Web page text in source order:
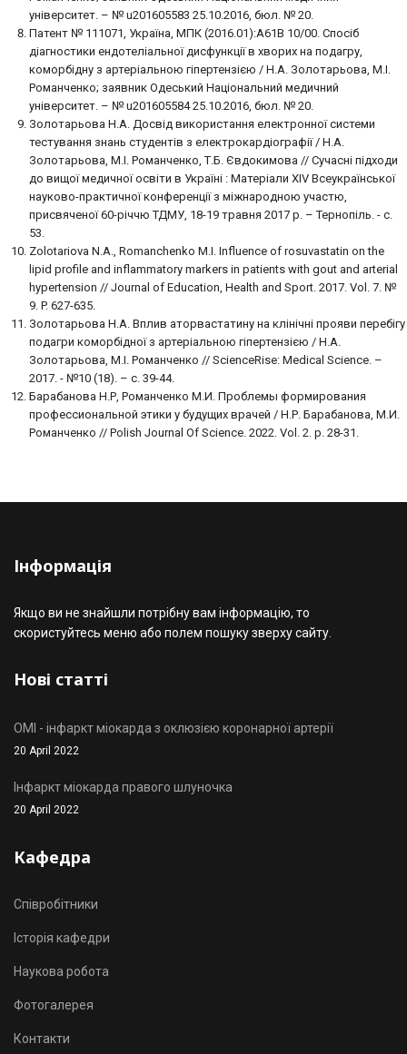
університет. – № u201605583 25.10.2016, бюл. № 20.
Патент № 111071, Україна, МПК (2016.01):А61В 10/00. Спосіб
діагностики ендотеліальної дисфункції в хворих на подагру,
коморбідну з артеріальною гіпертензією / Н.А. Золотарьова, М.І.
Романченко; заявник Одеський Національний медичний
університет. – № u201605584 25.10.2016, бюл. № 20.
Золотарьова Н.А. Досвід використання електронної системи
тестування знань студентів з електрокардіографії / Н.А.
Золотарьова, М.І. Романченко, Т.Б. Євдокимова // Сучасні підходи
до вищої медичної освіти в Україні : Матеріали XIV Всеукраїнської
науково-практичної конференції з міжнародною участю,
присвяченої 60-річчю ТДМУ, 18-19 травня 2017 р. – Тернопіль. - с.
53.
Zolotariova N.A., Romanchenko M.I. Influence of rosuvastatin on the
lipid profile and inflammatory markers in patients with gout and arterial
hypertension // Journal of Education, Health and Sport. 2017. Vol. 7. №
9. P. 627-635.
Золотарьова Н.А. Вплив аторвастатину на клінічні прояви перебігу
подагри коморбідної з артеріальною гіпертензією / Н.А.
Золотарьова, М.І. Романченко // ScienceRise: Medical Science. –
2017. - №10 (18). – с. 39-44.
Барабанова Н.Р, Романченко М.И. Проблемы формирования
профессиональной этики у будущих врачей / Н.Р. Барабанова, М.И.
Романченко // Polish Journal Of Science. 2022. Vol. 2. p. 28-31.
Інформація
Якщо ви не знайшли потрібну вам інформацію, то
скористуйтесь меню або полем пошуку зверху сайту.
Нові статті
OMI - інфаркт міокарда з оклюзією коронарної артерії
20 April 2022
Інфаркт міокарда правого шлуночка
20 April 2022
Кафедра
Співробітники
Історія кафедри
Наукова робота
Фотогалерея
Контакти